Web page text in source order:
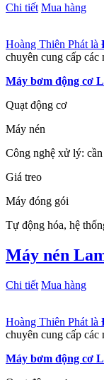
Chi tiết Mua hàng
Hoàng Thiên Phát là
chuyên cung cấp các
Máy bơm động cơ
Quạt động cơ
Máy nén
Công nghệ xử lý:
Giá treo
Máy đóng gói
Tự động hóa, hệ
Máy nén
Chi tiết Mua hàng
Hoàng Thiên Phát là
chuyên cung cấp các
Máy bơm động cơ